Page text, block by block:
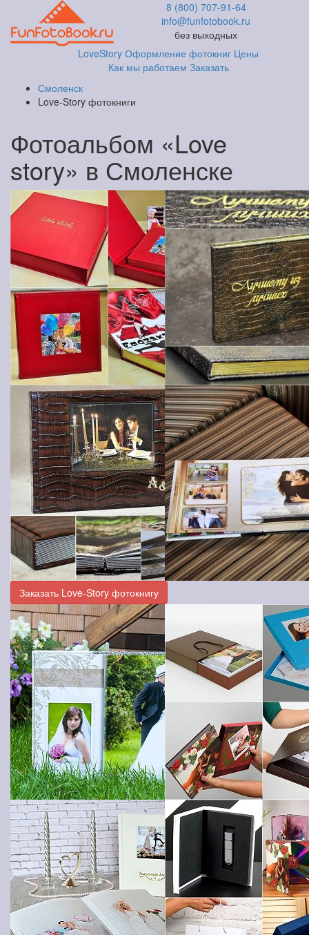
8 (800) 707-91-64
info@funfotobook.ru
без выходных
LoveStory Оформление фотокниг Цены
Как мы работаем Заказать
Смоленск
Love-Story фотокниги
Фотоальбом «Love
story» в Смоленске
Заказать Love-Story фотокнигу